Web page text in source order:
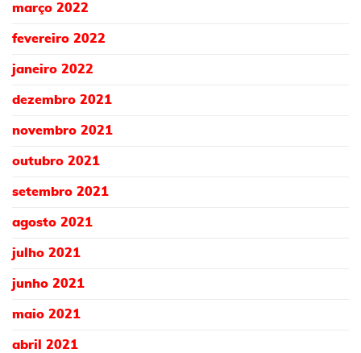
março 2022
fevereiro 2022
janeiro 2022
dezembro 2021
novembro 2021
outubro 2021
setembro 2021
agosto 2021
julho 2021
junho 2021
maio 2021
abril 2021